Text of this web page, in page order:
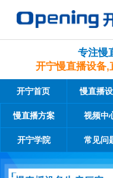
专注慢
开宁慢直播设备,
开宁首页 慢直播
慢直播方案 视频中
开宁学院 常见问